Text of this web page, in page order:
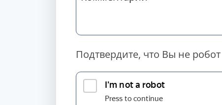
Подтвердите, что Вы не робот